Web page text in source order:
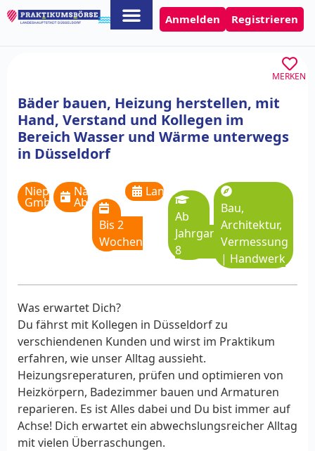
Anmelden Registrieren
MERKEN
Bäder bauen, Heizung herstellen, mit
Hand, Verstand und Kollegen im
Bereich Wasser und Wärme unterwegs
in Düsseldorf
Niepmann
GmbH
Nach
Absprache
Bis 2
Wochen
Langzeitpraktikum
Ab
Jahrgangsstufe
8
Bau,
Architektur,
Vermessung
| Handwerk
Was erwartet Dich?
Du fährst mit Kollegen in Düsseldorf zu
verschiendenen Kunden und wirst im Praktikum
erfahren, wie unser Alltag aussieht.
Heizungsreperaturen, prüfen und optimieren von
Heizkörpern, Badezimmer bauen und Armaturen
reparieren. Es ist Alles dabei und Du bist immer auf
Achse! Dich erwartet ein abwechslungsreicher Alltag
mit vielen Überraschungen.